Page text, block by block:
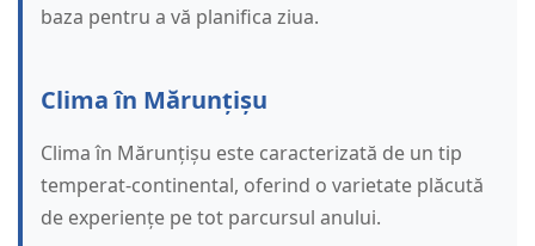
baza pentru a vă planifica ziua.
Clima în Mărunțișu
Clima în Mărunțișu este caracterizată de un tip
temperat-continental, oferind o varietate plăcută
de experiențe pe tot parcursul anului.